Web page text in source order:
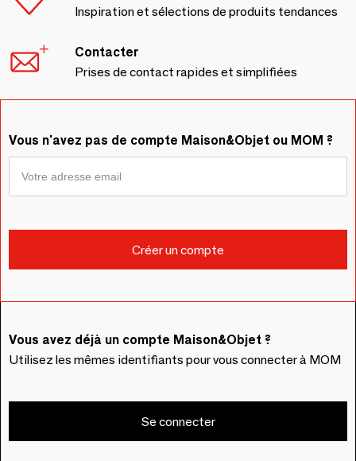
Inspiration et sélections de produits tendances
Contacter
Prises de contact rapides et simplifiées
Vous n'avez pas de compte Maison&Objet ou MOM ?
Vous avez déjà un compte Maison&Objet ?
Utilisez les mêmes identifiants pour vous connecter à MOM
Se connecter